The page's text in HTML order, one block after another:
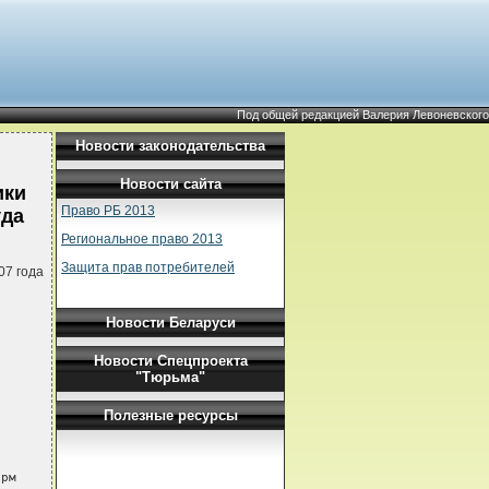
Под общей редакцией Валерия Левоневского
года
Новости законодательства
Новости сайта
Право РБ 2013
Региональное право 2013
Защита прав потребителей
Новости Беларуси
Новости Спецпроекта
"Тюрьма"
Полезные ресурсы